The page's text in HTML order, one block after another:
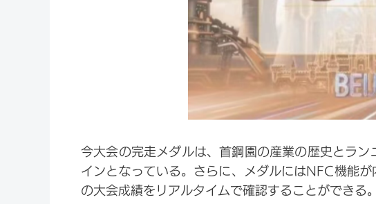
今大会の完走メダルは、首鋼園の産業の歴史とラ
インとなっている。さらに、メダルにはNFC機能
の大会成績をリアルタイムで確認することができる。